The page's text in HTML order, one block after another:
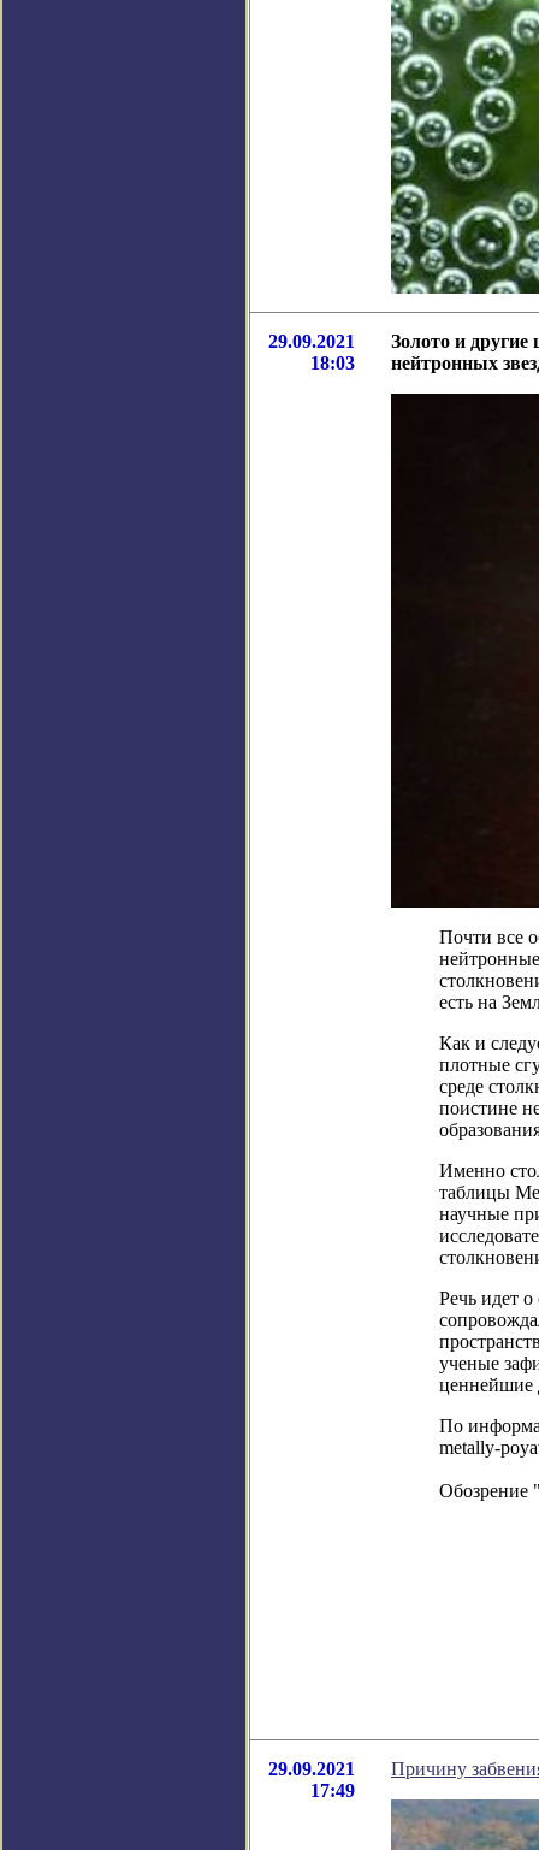
29.09.2021
18:03
Золото и другие
нейтронных
Почти все
есть на
Как и
плотные
среде
поистине
Именно
таблицы
научные
Речь идет
ученые
ценнейшие
По
metally-
Обозрение
29.09.2021
17:49
Причину